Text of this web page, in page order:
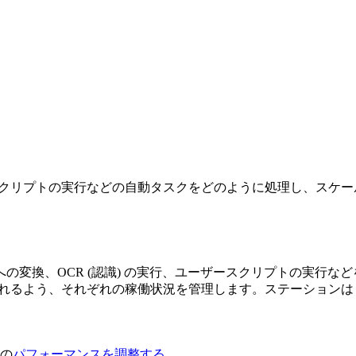
リプトの実行などの自動タスクをどのように処理し、スケ
変換、OCR (認識) の実行、ユーザースクリプトの実行など
るよう、それぞれの稼働状況を管理します。ステーション